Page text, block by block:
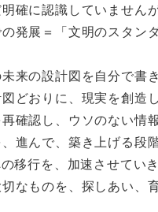
確に認識していませんが
発展＝「文明のスタン
来の設計図を自分で書
どおりに、現実を創造
確認し、ウソのない情
進んで、築き上げる段
移行を、加速させていき
なものを、探しあい、